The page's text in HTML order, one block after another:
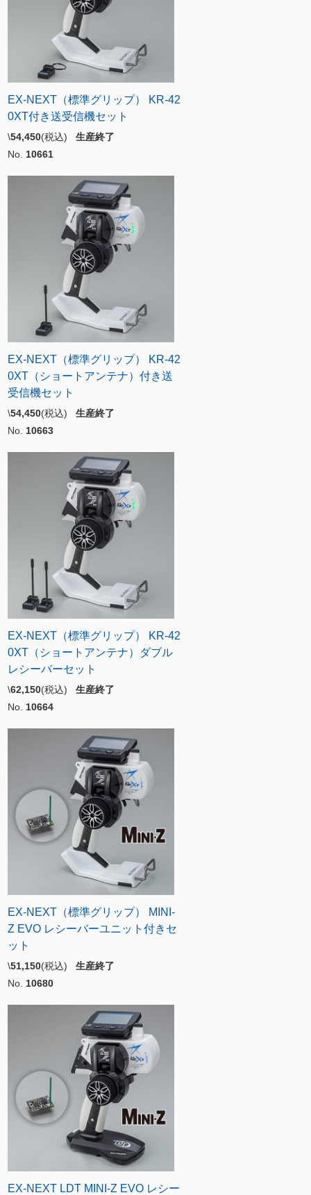
EX-NEXT（標準グリップ） KR-42
0XT付き送受信機セット
\54,450(税込) 生産終了
No. 10661
EX-NEXT（標準グリップ） KR-42
0XT（ショートアンテナ）付き送
受信機セット
\54,450(税込) 生産終了
No. 10663
EX-NEXT（標準グリップ） KR-42
0XT（ショートアンテナ）ダブル
レシーバーセット
\62,150(税込) 生産終了
No. 10664
EX-NEXT（標準グリップ） MINI-
Z EVO レシーバーユニット付きセ
ット
\51,150(税込) 生産終了
No. 10680
EX-NEXT LDT MINI-Z EVO レシー